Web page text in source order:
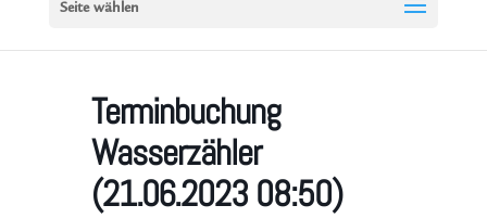
Seite wählen
Terminbuchung
Wasserzähler
(21.06.2023 08:50)